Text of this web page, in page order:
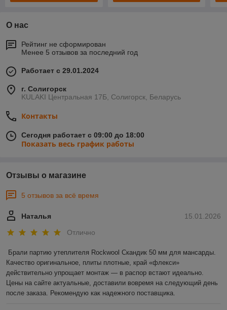
О нас
Рейтинг не сформирован
Менее 5 отзывов за последний год
Работает с 29.01.2024
г. Солигорск
KULAKI Центральная 17Б, Солигорск, Беларусь
Контакты
Сегодня работает с 09:00 до 18:00
Показать весь график работы
Отзывы о магазине
5 отзывов за всё время
15.01.2026
Наталья
Отлично
Брали партию утеплителя Rockwool Скандик 50 мм для мансарды.
Качество оригинальное, плиты плотные, край «флекси»
действительно упрощает монтаж — в распор встают идеально.
Цены на сайте актуальные, доставили вовремя на следующий день
после заказа. Рекомендую как надежного поставщика.